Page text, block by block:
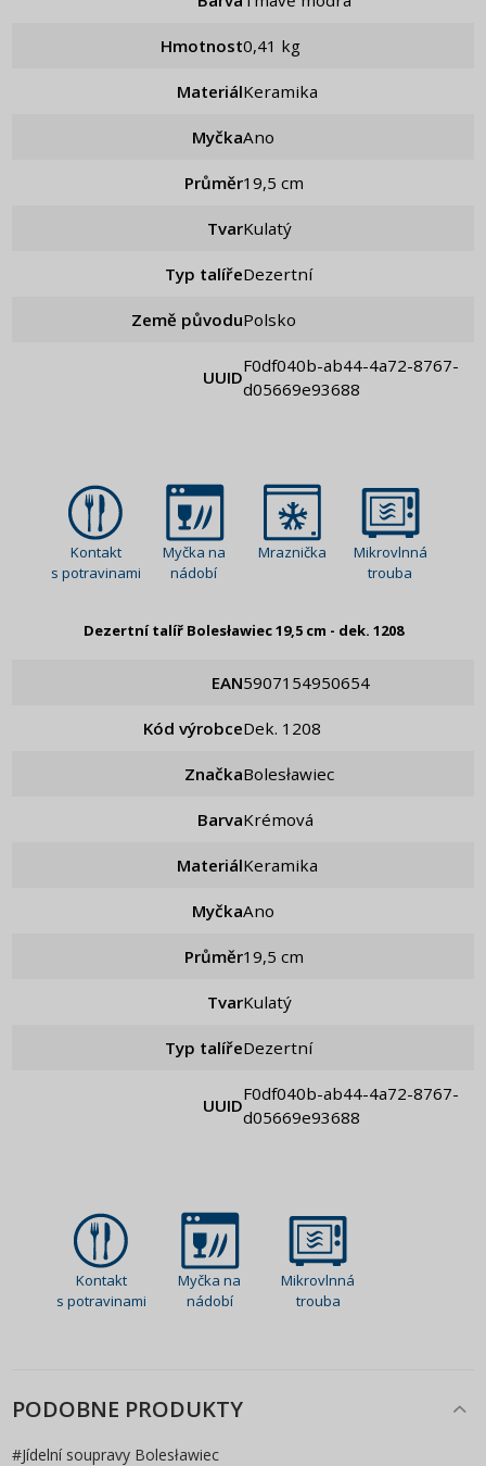
Hmotnost 0,41 kg
Materiál Keramika
Myčka Ano
Průměr 19,5 cm
Tvar Kulatý
Typ talíře Dezertní
Země původu Polsko
UUID
f0df040b-ab44-4a72-8767-
d05669e93688
Kontakt
s potravinami
Myčka na
nádobí
Mraznička
Mikrovlnná
trouba
Dezertní talíř Bolesławiec 19,5 cm - dek. 1208
EAN 5907154950654
Kód výrobce dek. 1208
Značka Bolesławiec
Barva Krémová
Materiál Keramika
Myčka Ano
Průměr 19,5 cm
Tvar Kulatý
Typ talíře Dezertní
UUID
f0df040b-ab44-4a72-8767-
d05669e93688
Kontakt
s potravinami
Myčka na
nádobí
Mikrovlnná
trouba
PODOBNE PRODUKTY
#Jídelní soupravy Bolesławiec